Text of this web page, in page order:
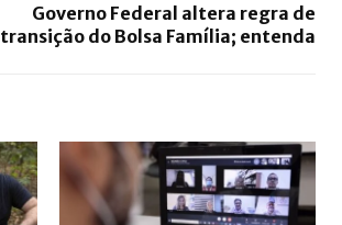
Governo Federal altera regra de
transição do Bolsa Família; entenda